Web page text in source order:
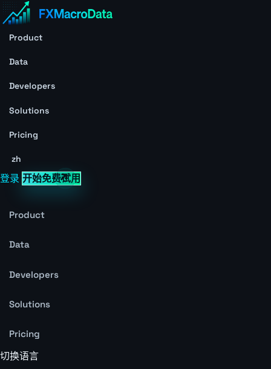
Product
Data
Developers
Solutions
Pricing
zh
登录 开始免费试用
Product
Data
Developers
Solutions
Pricing
切换语言